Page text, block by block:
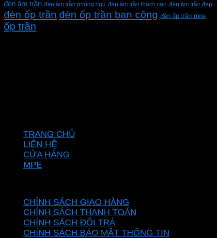
đèn âm trần đèn âm trần phòng ngủ đèn âm trần thạch cao đèn âm trần đẹp
đèn ốp trần đèn ốp trần ban công đèn ốp trần mpe
ốp trần
TRANG CHỦ
LIÊN HỆ
CỬA HÀNG
MPE
CHÍNH SÁCH GIAO HÀNG
CHÍNH SÁCH THANH TOÁN
CHÍNH SÁCH ĐỔI TRẢ
CHÍNH SÁCH BẢO MẬT THÔNG TIN